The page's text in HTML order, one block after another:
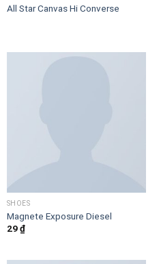
All Star Canvas Hi Converse
SHOES
Magnete Exposure Diesel
29₫